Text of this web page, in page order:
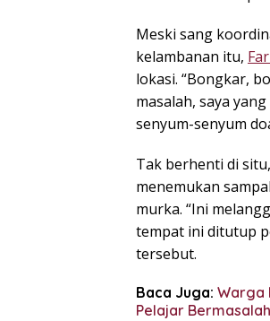
Meski sang
kelambanan itu,
lokasi. “Bongkar,
masalah, saya
senyum-senyum
Tak berhenti di
menemukan
murka. “Ini
tempat ini ditutup
tersebut.
Baca Juga: Warga
Pelajar Bermasalah